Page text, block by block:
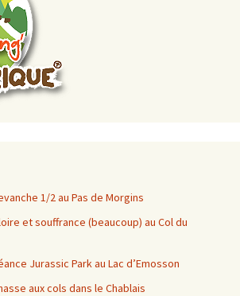
1/2 au Pas de Morgins
et souffrance (beaucoup) au Col du
Jurassic Park au Lac d’Emosson
aux cols dans le Chablais